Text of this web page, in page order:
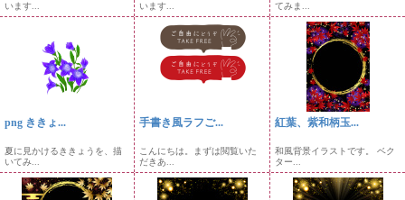
います...
います...
てみま...
png ききょ...
夏に見かけるききょうを、描
いてみ...
手書き風ラフご...
こんにちは。まずは閲覧いた
だきあ...
紅葉、紫和柄玉...
和風背景イラストです。 ベク
ター...